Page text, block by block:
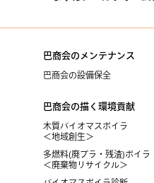
巴商会のメンテナンス
巴商会の設備保全
巴商会の描く環境貢献
木質バイオマスボイラ
＜地域創生＞
多燃料(廃プラ・残渣)ボイラ
＜廃棄物リサイクル＞